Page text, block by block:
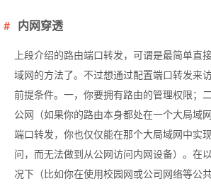
内网穿透
上段介绍的路由端口转发，可谓是最简单直
域网的方法了。不过想通过配置端口转发来
前提条件。一，你要拥有路由的管理权限；
公网（如果你的路由本身都处在一个大局域
端口转发，你也仅仅能在那个大局域网中实
问，而无法做到从公网访问内网设备）。在
况下（比如你在使用校园网或公司网络等公